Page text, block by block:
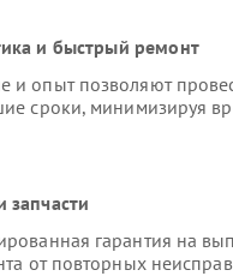
и быстрый ремонт
опыт позволяют
сроки, минимизируя
запчасти
гарантия на
от повторных